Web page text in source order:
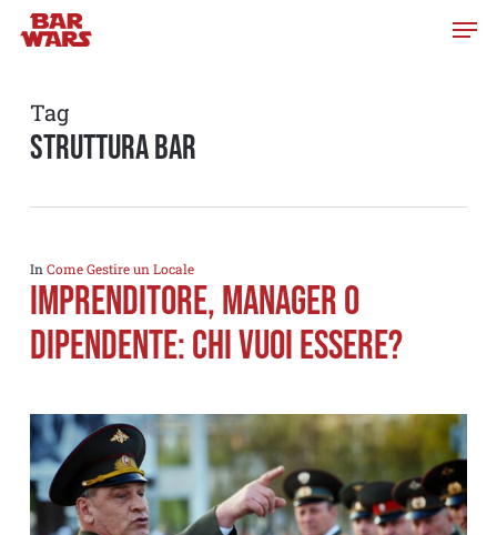
Skip
content
Tag
struttura bar
In Come Gestire un Locale
IMPRENDITORE, MANAGER O
DIPENDENTE: CHI VUOI ESSERE?